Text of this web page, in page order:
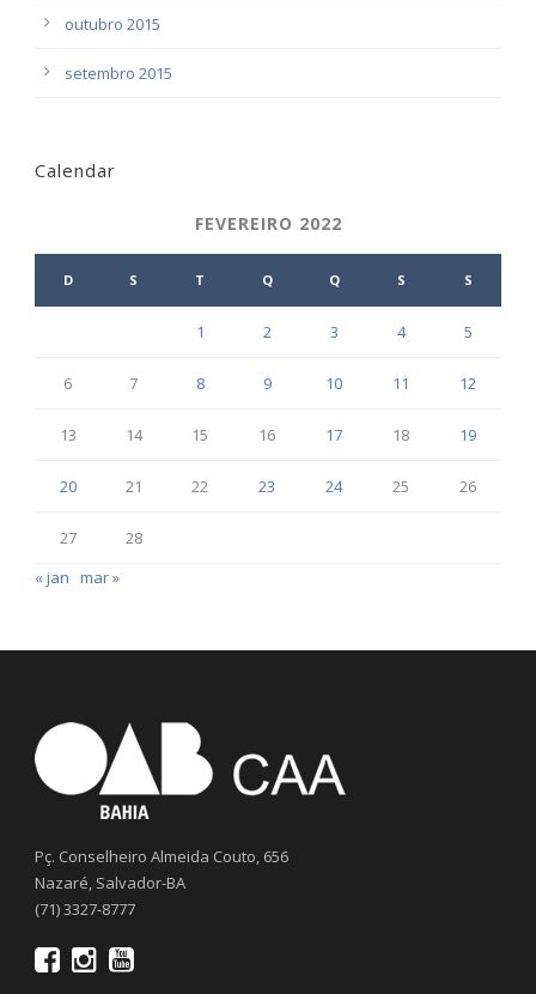
outubro 2015
setembro 2015
Calendar
FEVEREIRO 2022
D S T Q Q S S
1 2 3 4 5
6 7 8 9 10 11 12
13 14 15 16 17 18 19
20 21 22 23 24 25 26
27
28
« jan mar »
Pç. Conselheiro Almeida Couto, 656
Nazaré, Salvador-BA
(71) 3327-8777